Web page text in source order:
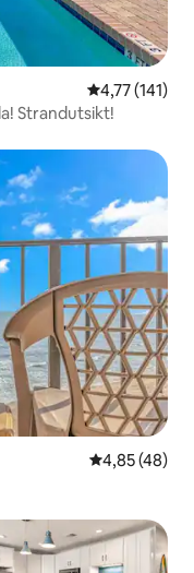
4,77 av 5 i
4,77 (141)
Strandutsikt!
4,85 av 5 i
4,85 (48)